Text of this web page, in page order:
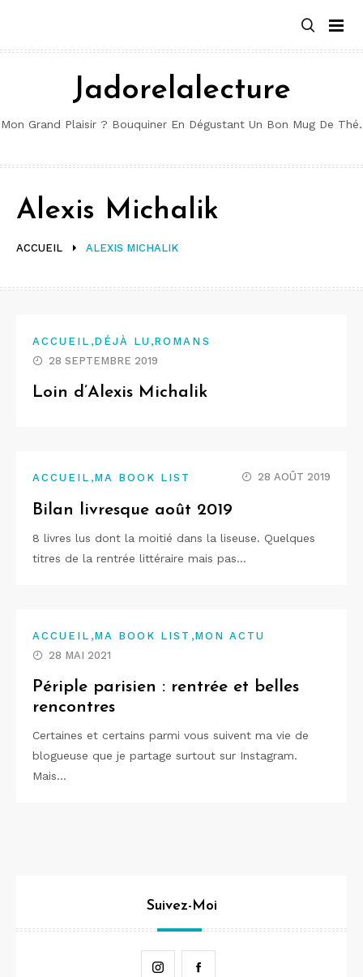
contenu
Jadorelalecture
Mon Grand Plaisir ? Bouquiner En Dégustant Un Bon Mug De Thé.
ACCUEIL ALEXIS MICHALIK
Alexis Michalik
ACCUEIL ,DÉJÀ LU ,ROMANS
28 SEPTEMBRE 2019
Loin d’Alexis Michalik
ACCUEIL ,MA BOOK LIST 28 AOÛT 2019
Bilan livresque août 2019
8 livres lus dont la moitié dans la liseuse. Quelques
titres de la rentrée littéraire mais pas…
ACCUEIL ,MA BOOK LIST ,MON ACTU
28 MAI 2021
Périple parisien : rentrée et belles
rencontres
Certaines et certains parmi vous suivent ma vie de
blogueuse que je partage surtout sur Instagram.
Mais…
Suivez-Moi
Instagram